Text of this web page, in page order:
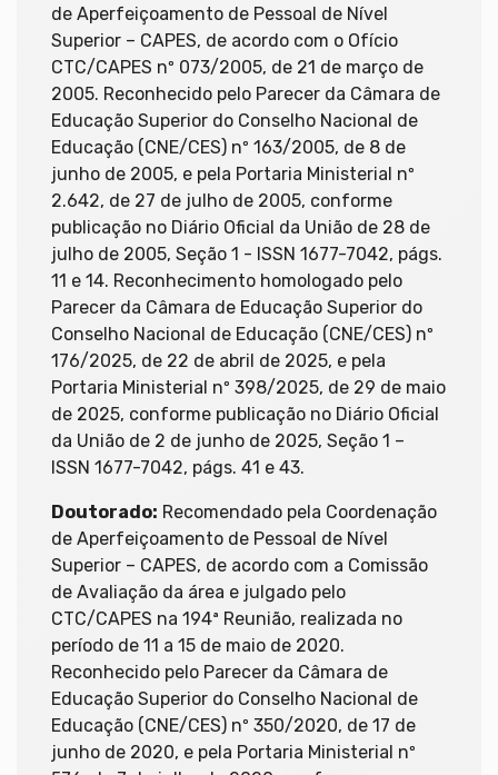
de Aperfeiçoamento de Pessoal de Nível
Superior – CAPES, de acordo com o Ofício
CTC/CAPES nº 073/2005, de 21 de março de
2005. Reconhecido pelo Parecer da Câmara de
Educação Superior do Conselho Nacional de
Educação (CNE/CES) nº 163/2005, de 8 de
junho de 2005, e pela Portaria Ministerial nº
2.642, de 27 de julho de 2005, conforme
publicação no Diário Oficial da União de 28 de
julho de 2005, Seção 1 - ISSN 1677-7042, págs.
11 e 14. Reconhecimento homologado pelo
Parecer da Câmara de Educação Superior do
Conselho Nacional de Educação (CNE/CES) nº
176/2025, de 22 de abril de 2025, e pela
Portaria Ministerial nº 398/2025, de 29 de maio
de 2025, conforme publicação no Diário Oficial
da União de 2 de junho de 2025, Seção 1 –
ISSN 1677-7042, págs. 41 e 43.
Doutorado: Recomendado pela Coordenação
de Aperfeiçoamento de Pessoal de Nível
Superior – CAPES, de acordo com a Comissão
de Avaliação da área e julgado pelo
CTC/CAPES na 194ª Reunião, realizada no
período de 11 a 15 de maio de 2020.
Reconhecido pelo Parecer da Câmara de
Educação Superior do Conselho Nacional de
Educação (CNE/CES) nº 350/2020, de 17 de
junho de 2020, e pela Portaria Ministerial nº